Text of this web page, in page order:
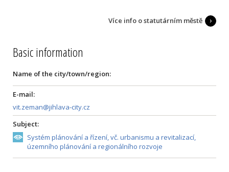
Více info o statutárním městě
Basic information
Name of the city/town/region:
E-mail:
vit.zeman@jihlava-city.cz
Subject:
Systém plánování a řízení, vč. urbanismu a revitalizací,
územního plánování a regionálního rozvoje